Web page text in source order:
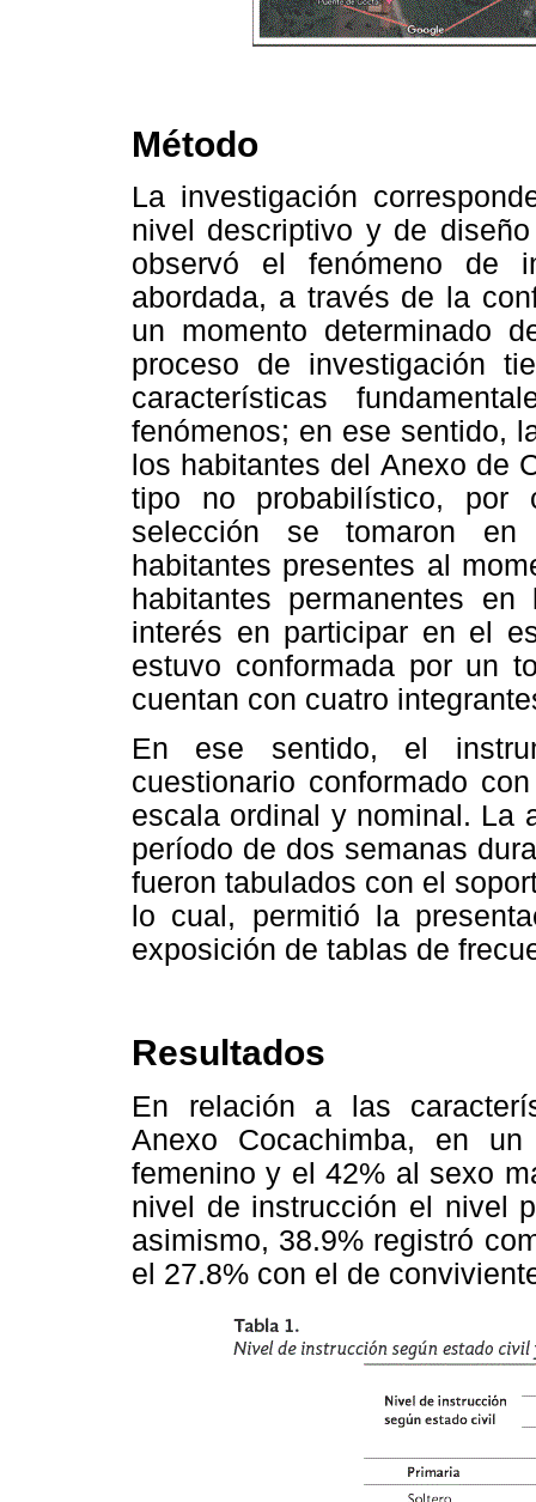
Método
La investigación
nivel descriptivo y de
observó el fenómeno de
abordada, a través de la
un momento determinado
proceso de investigación
características
fenómenos; en ese sentido,
los habitantes del Anexo de
tipo no probabilístico, por
selección se tomaron en
habitantes presentes al
habitantes permanentes
interés en participar en el
estuvo conformada por un
cuentan con cuatro
En ese sentido, el
cuestionario conformado
escala ordinal y nominal. La
período de dos semanas
fueron tabulados con el
lo cual, permitió la
exposición de tablas de
Resultados
En relación a las
Anexo Cocachimba, en
femenino y el 42% al sexo
nivel de instrucción el nivel
asimismo, 38.9% registró
el 27.8% con el de